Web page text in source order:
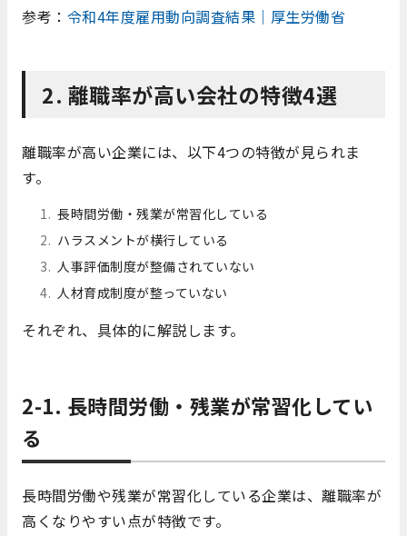
参考： 令和4年度雇用動向調査結果｜厚生労働省
2. 離職率が高い会社の特徴4選
離職率が高い企業には、以下4つの特徴が見られま
す。
長時間労働・残業が常習化している
ハラスメントが横行している
人事評価制度が整備されていない
人材育成制度が整っていない
それぞれ、具体的に解説します。
2-1. 長時間労働・残業が常習化してい
る
長時間労働や残業が常習化している企業は、離職率が
高くなりやすい点が特徴です。